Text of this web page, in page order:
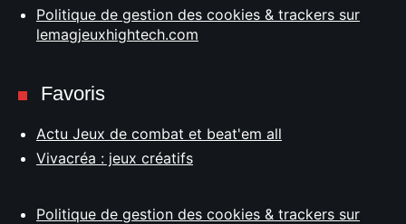
Politique de gestion des cookies & trackers sur
lemagjeuxhightech.com
Favoris
Actu Jeux de combat et beat'em all
Vivacréa : jeux créatifs
Politique de gestion des cookies & trackers sur